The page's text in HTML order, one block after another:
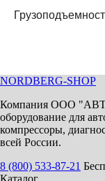
NORDBERG-SHOP
Компания ООО
оборудование для
компрессоры,
всей России.
8 (800) 533-87-21